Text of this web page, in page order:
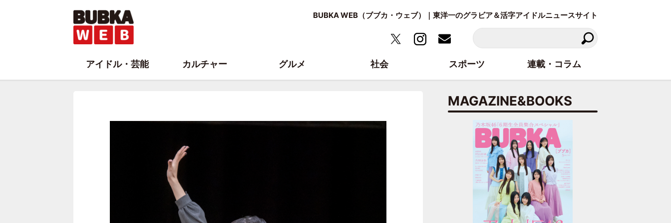
BUBKA WEB（ブブカ・ウェブ）｜東洋一のグラビア＆活字アイドルニュースサイト
MAGAZINE&BOOKS
アイドル・芸能 カルチャー グルメ 社会 スポーツ 連載・コラム